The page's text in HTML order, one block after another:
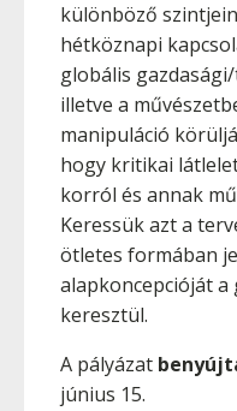
különböző
hétköznapi
globális
illetve a
manipuláció
hogy kritikai
korról és annak
Keressük azt a
ötletes formában
alapkoncepcióját
keresztül.
A pályázat
június 15.